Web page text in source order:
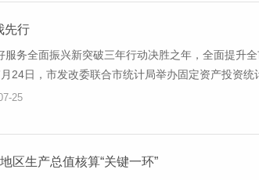
先行
服务全面振兴新突破三年行动决胜之年，全面提升
24日，市发改委联合市统计局举办固定资产投资
授课。 徐枫以“投资统...
25
区生产总值核算“关键一环”